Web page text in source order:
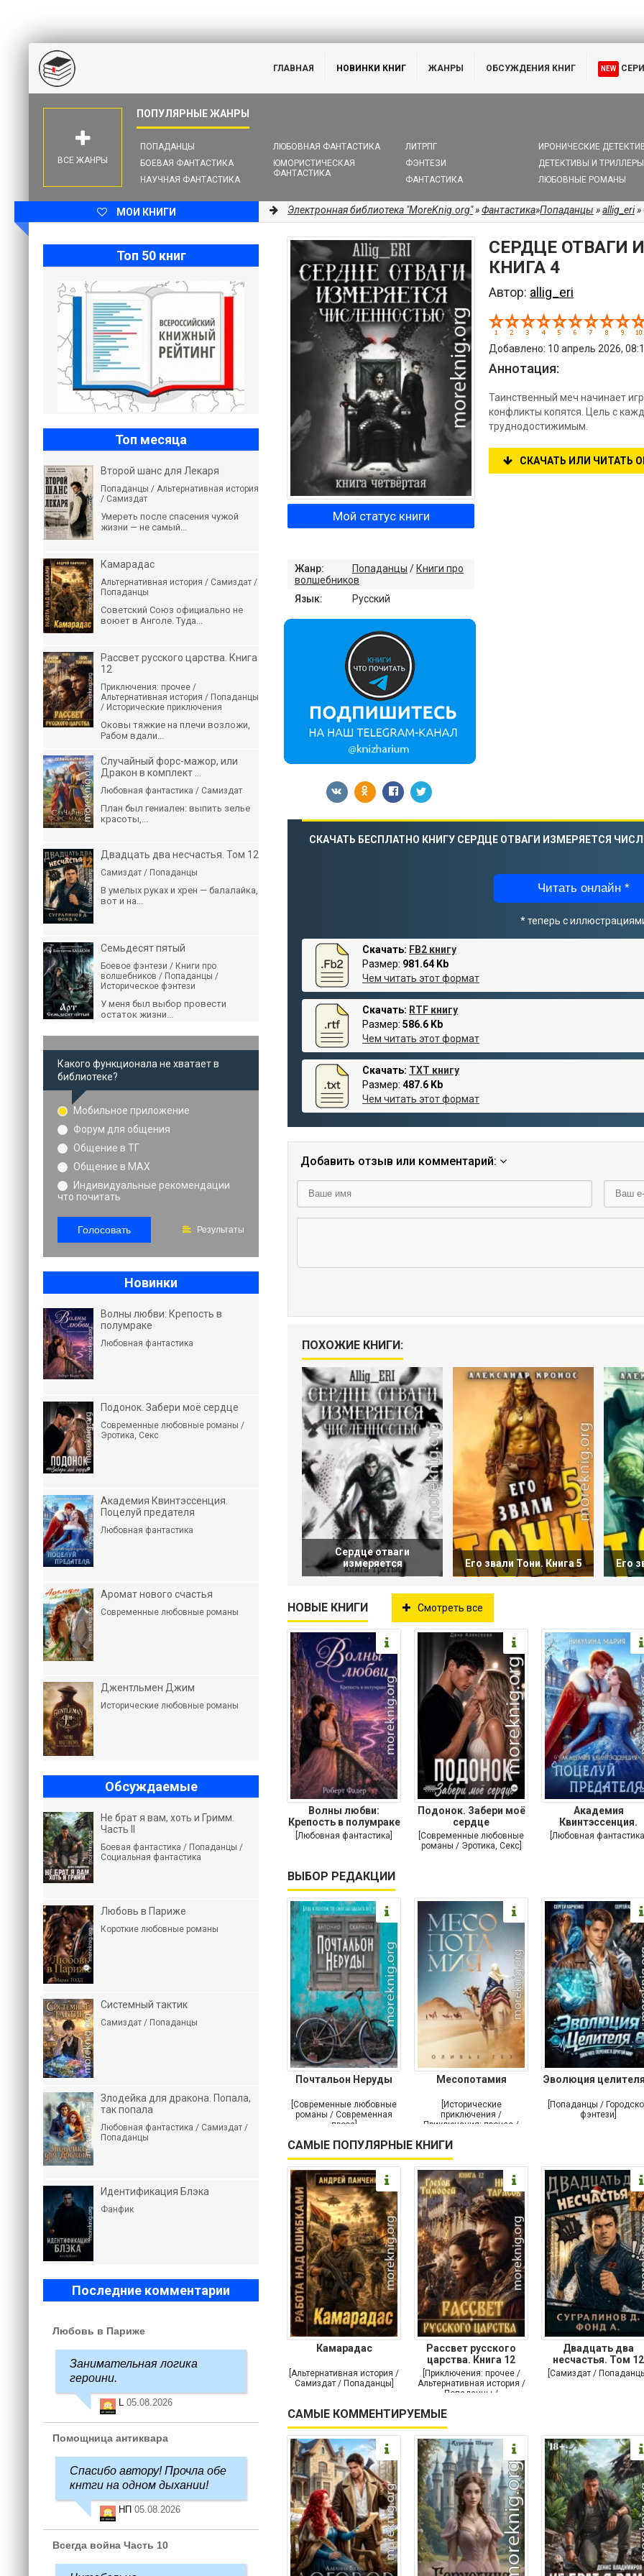
ГЛАВНАЯ НОВИНКИ КНИГ ЖАНРЫ ОБСУЖДЕНИЯ КНИГ NEW
ПОПАДАНЦЫ
БОЕВАЯ ФАНТАСТИКА
НАУЧНАЯ ФАНТАСТИКА
ЛЮБОВНАЯ ФАНТАСТИКА
ЮМОРИСТИЧЕСКАЯ
ФАНТАСТИКА
ЛИТРПГ
ФЭНТЕЗИ
ФАНТАСТИКА
ИРОНИЧЕСКИЕ
ДЕТЕКТИВЫ И ТРИЛЛЕРЫ
ЛЮБОВНЫЕ РОМАНЫ
ВСЕ ЖАНРЫ
МОИ КНИГИ Электронная библиотека "MoreKnig.org"»Фантастика»Попаданцы »allig_eri»
СЕРДЦЕ ОТВАГИ
КНИГА 4
Автор: allig_eri
Добавлено: 10 апрель 2026,
Аннотация:
Таинственный меч начинает
конфликты копятся. Цель с
труднодостижимым.
СКАЧАТЬ ИЛИ ЧИТАТЬ
Мой статус книги
Жанр: Попаданцы / Книги про
волшебников
Язык:
Русский
СКАЧАТЬ БЕСПЛАТНО КНИГУ СЕРДЦЕ ОТВАГИ ИЗМЕРЯЕТСЯ
Читать онлайн *
* теперь с
Скачать: FB2 книгу
Размер: 981.64 Kb
Чем читать этот формат
Скачать: RTF книгу
Размер: 586.6 Kb
Чем читать этот формат
Скачать: TXT книгу
Размер: 487.6 Kb
Чем читать этот формат
Добавить отзыв или комментарий:
ПОХОЖИЕ КНИГИ:
Сердце отваги
измеряется
Его звали Тони. Книга 5 Его
НОВЫЕ КНИГИ Смотреть все
Волны любви:
Крепость в полумраке
[Любовная фантастика]
Подонок. Забери моё
сердце
[Современные любовные
романы / Эротика, Секс]
Академия
Квинтэссенция.
Поцелуй
[Любовная фантастика]
ВЫБОР РЕДАКЦИИ
Почтальон Неруды
[Современные любовные
романы / Современная
проза]
Месопотамия
[Исторические
приключения /
Приключения: прочее /
Историческая проза]
Эволюция
[Попаданцы /
фэнтези]
САМЫЕ ПОПУЛЯРНЫЕ КНИГИ
Камарадас
[Альтернативная история /
Самиздат / Попаданцы]
Рассвет русского
царства. Книга 12
[Приключения: прочее /
Альтернативная история /
Попаданцы /
приключения]
Двадцать два
несчастья. Том 12
[Самиздат /
САМЫЕ КОММЕНТИРУЕМЫЕ
Топ 50 книг
Топ месяца
Второй шанс для Лекаря
Попаданцы / Альтернативная история
/ Самиздат
Умереть после спасения чужой
жизни — не самый...
Камарадас
Альтернативная история / Самиздат /
Попаданцы
Советский Союз официально не
воюет в Анголе. Туда...
Рассвет русского царства. Книга
12
Приключения: прочее /
Альтернативная история / Попаданцы
/ Исторические приключения
Оковы тяжкие на плечи возложи,
Рабом вдали...
Случайный форс-мажор, или
Дракон в комплект ...
Любовная фантастика / Самиздат
План был гениален: выпить зелье
красоты,...
Двадцать два несчастья. Том 12
Самиздат / Попаданцы
В умелых руках и хрен — балалайка,
вот и на...
Семьдесят пятый
Боевое фэнтези / Книги про
волшебников / Попаданцы /
Историческое фэнтези
У меня был выбор провести
остаток жизни...
Какого функционала не хватает в
библиотеке?
Мобильное приложение
Форум для общения
Общение в ТГ
Общение в MAX
Индивидуальные рекомендации
что почитать
Голосовать Результаты
Новинки
Волны любви: Крепость в
полумраке
Любовная фантастика
Подонок. Забери моё сердце
Современные любовные романы /
Эротика, Секс
Академия Квинтэссенция.
Поцелуй предателя
Любовная фантастика
Аромат нового счастья
Современные любовные романы
Джентльмен Джим
Исторические любовные романы
Обсуждаемые
Не брат я вам, хоть и Гримм.
Часть II
Боевая фантастика / Попаданцы /
Социальная фантастика
Любовь в Париже
Короткие любовные романы
Системный тактик
Самиздат / Попаданцы
Злодейка для дракона. Попала,
так попала
Любовная фантастика / Самиздат /
Попаданцы
Идентификация Блэка
Фанфик
Последние комментарии
Любовь в Париже
Занимательная логика
героини.
L 05.08.2026
Помощница антиквара
Спасибо автору! Прочла обе
кнтги на одном дыхании!
НП 05.08.2026
Всегда война Часть 10